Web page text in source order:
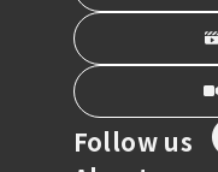
Follow us